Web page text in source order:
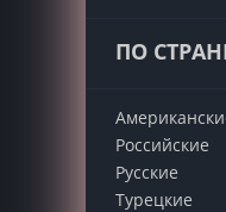
ПО
Российские
Русские
Турецкие